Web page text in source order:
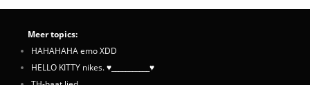
Meer topics:
HAHAHAHA emo XDD
HELLO KITTY nikes. ♥___________♥